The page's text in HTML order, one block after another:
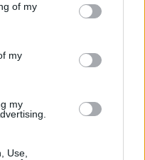
You may click to
its third-party tags to
in below Google
of my
my
my
Use,
Spikevax
és egy korábbi
vakcina. Az újabb
ajánlják, akik a
nem estek át igazolt
idő alatt nem